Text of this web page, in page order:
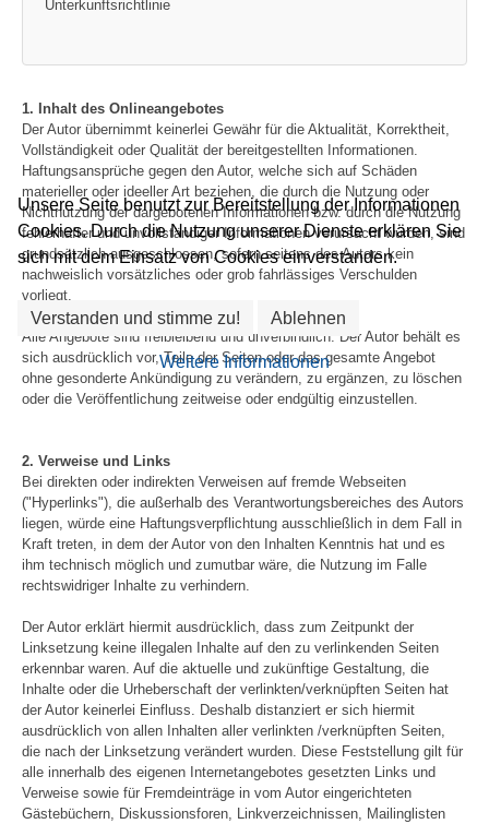
Unterkunftsrichtlinie
1. Inhalt des Onlineangebotes
Der Autor übernimmt keinerlei Gewähr für die Aktualität, Korrektheit,
Vollständigkeit oder Qualität der bereitgestellten Informationen.
Haftungsansprüche gegen den Autor, welche sich auf Schäden
materieller oder ideeller Art beziehen, die durch die Nutzung oder
Nichtnutzung der dargebotenen Informationen bzw. durch die Nutzung
fehlerhafter und unvollständiger Informationen verursacht wurden, sind
grundsätzlich ausgeschlossen, sofern seitens des Autors kein
nachweislich vorsätzliches oder grob fahrlässiges Verschulden
vorliegt.
Alle Angebote sind freibleibend und unverbindlich. Der Autor behält es
sich ausdrücklich vor, Teile der Seiten oder das gesamte Angebot
ohne gesonderte Ankündigung zu verändern, zu ergänzen, zu löschen
oder die Veröffentlichung zeitweise oder endgültig einzustellen.
2. Verweise und Links
Bei direkten oder indirekten Verweisen auf fremde Webseiten
("Hyperlinks"), die außerhalb des Verantwortungsbereiches des Autors
liegen, würde eine Haftungsverpflichtung ausschließlich in dem Fall in
Kraft treten, in dem der Autor von den Inhalten Kenntnis hat und es
ihm technisch möglich und zumutbar wäre, die Nutzung im Falle
rechtswidriger Inhalte zu verhindern.
Der Autor erklärt hiermit ausdrücklich, dass zum Zeitpunkt der
Linksetzung keine illegalen Inhalte auf den zu verlinkenden Seiten
erkennbar waren. Auf die aktuelle und zukünftige Gestaltung, die
Inhalte oder die Urheberschaft der verlinkten/verknüpften Seiten hat
der Autor keinerlei Einfluss. Deshalb distanziert er sich hiermit
ausdrücklich von allen Inhalten aller verlinkten /verknüpften Seiten,
die nach der Linksetzung verändert wurden. Diese Feststellung gilt für
alle innerhalb des eigenen Internetangebotes gesetzten Links und
Verweise sowie für Fremdeinträge in vom Autor eingerichteten
Gästebüchern, Diskussionsforen, Linkverzeichnissen, Mailinglisten
Unsere Seite benutzt zur Bereitstellung der Informationen
Cookies. Durch die Nutzung unserer Dienste erklären Sie
sich mit dem Einsatz von Cookies einverstanden.
Verstanden und stimme zu! Ablehnen
Weitere Informationen